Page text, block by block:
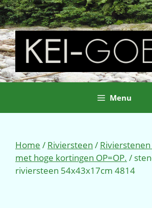
Ga
naar
de
inhoud
Menu
Home / Riviersteen /
met hoge kortingen OP=OP. /
riviersteen 54x43x17cm 4814